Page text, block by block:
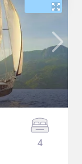
4